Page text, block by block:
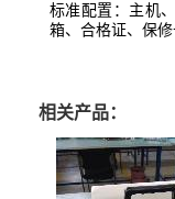
标准配置：主机
箱、合格证、保
相关产品：